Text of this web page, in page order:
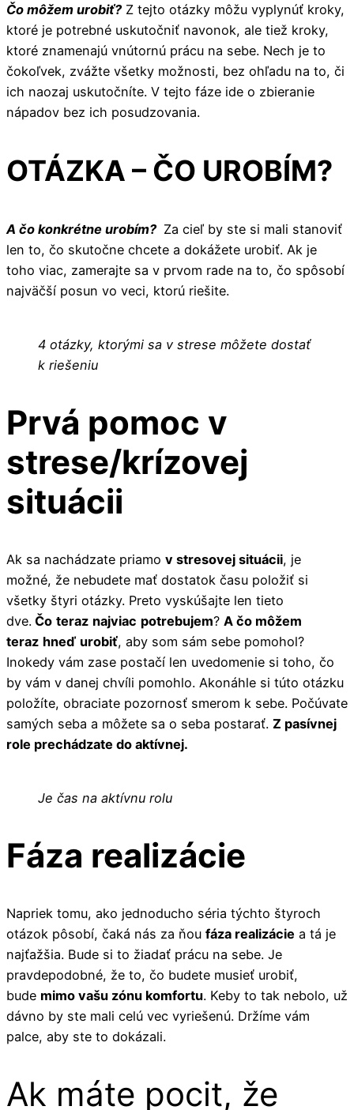
Čo môžem urobiť? Z tejto otázky môžu vyplynúť kroky,
ktoré je potrebné uskutočniť navonok, ale tiež kroky,
ktoré znamenajú vnútornú prácu na sebe. Nech je to
čokoľvek, zvážte všetky možnosti, bez ohľadu na to, či
ich naozaj uskutočníte. V tejto fáze ide o zbieranie
nápadov bez ich posudzovania.
OTÁZKA – ČO UROBÍM?
A čo konkrétne urobím? Za cieľ by ste si mali stanoviť
len to, čo skutočne chcete a dokážete urobiť. Ak je
toho viac, zamerajte sa v prvom rade na to, čo spôsobí
najväčší posun vo veci, ktorú riešite.
4 otázky, ktorými sa v strese môžete dostať
k riešeniu
Prvá pomoc v
strese/krízovej
situácii
Ak sa nachádzate priamo v stresovej situácii, je
možné, že nebudete mať dostatok času položiť si
všetky štyri otázky. Preto vyskúšajte len tieto
dve. Čo teraz najviac potrebujem? A čo môžem
teraz hneď urobiť, aby som sám sebe pomohol?
Inokedy vám zase postačí len uvedomenie si toho, čo
by vám v danej chvíli pomohlo. Akonáhle si túto otázku
položíte, obraciate pozornosť smerom k sebe. Počúvate
samých seba a môžete sa o seba postarať. Z pasívnej
role prechádzate do aktívnej.
Je čas na aktívnu rolu
Fáza realizácie
Napriek tomu, ako jednoducho séria týchto štyroch
otázok pôsobí, čaká nás za ňou fáza realizácie a tá je
najťažšia. Bude si to žiadať prácu na sebe. Je
pravdepodobné, že to, čo budete musieť urobiť,
bude mimo vašu zónu komfortu. Keby to tak nebolo, už
dávno by ste mali celú vec vyriešenú. Držíme vám
palce, aby ste to dokázali.
Ak máte pocit, že